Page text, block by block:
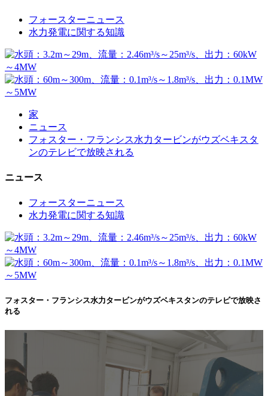
フォースターニュース
水力発電に関する知識
家
ニュース
フォスター・フランシス水力タービンがウズベキスタ
ンのテレビで放映される
ニュース
フォースターニュース
水力発電に関する知識
フォスター・フランシス水力タービンがウズベキスタンのテレビで放映さ
れる